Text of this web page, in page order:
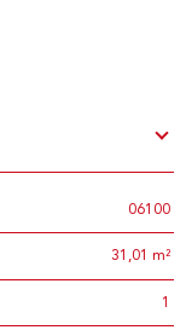
06100
31,01 m²
1